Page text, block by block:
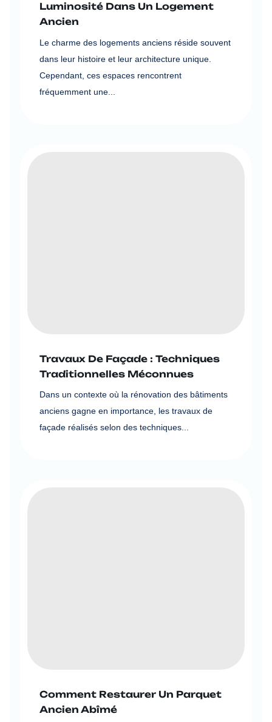
Luminosité Dans Un Logement
Ancien
Le charme des logements anciens réside souvent
dans leur histoire et leur architecture unique.
Cependant, ces espaces rencontrent
fréquemment une...
Travaux De Façade : Techniques
Traditionnelles Méconnues
Dans un contexte où la rénovation des bâtiments
anciens gagne en importance, les travaux de
façade réalisés selon des techniques...
Comment Restaurer Un Parquet
Ancien Abîmé